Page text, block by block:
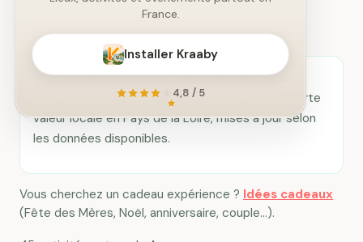
France.
Installer Kraaby
4,8 / 5
Pour préparer vos loisirs près de Angers, nous
enrichissons cette page avec des activités à forte
valeur locale en Pays de la Loire, mises à jour selon
les données disponibles.
Vous cherchez un cadeau expérience ? Idées cadeaux
(Fête des Mères, Noël, anniversaire, couple…).